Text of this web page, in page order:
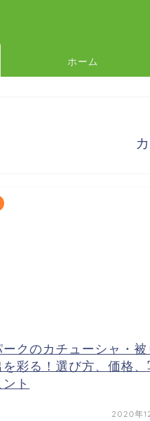
ホーム
ークのカチューシャ・被
を彩る！選び方、価格、
ト
2020年